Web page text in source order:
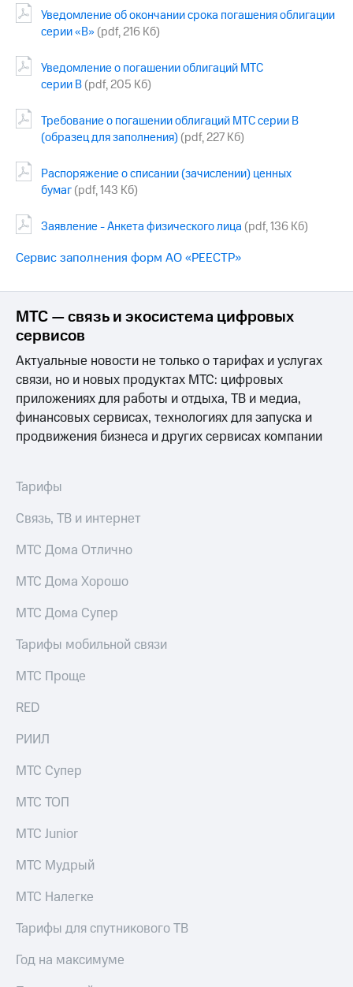
Собрания
акционеров
кабинет
акционера
Акционерный
Контроль
и
Рынок
акций
Программа
Порядок
акций
Рынок
облигаций
Описание
Еврооблигации-2023
Уведомление
погашении
именных
Реквизиты
Контакты
развитие
этика
На главную
Уведомление об окончании срока погашения облигации
серии «В» (pdf, 216 Кб)
Уведомление о погашении облигаций МТС
серии В(pdf, 205 Кб)
Требование о погашении облигаций МТС серии В
(образец для заполнения)(pdf, 227 Кб)
Распоряжение о списании (зачислении) ценных
бумаг(pdf, 143 Кб)
Заявление - Анкета физического лица (pdf, 136 Кб)
Сервис заполнения форм АО «РЕЕСТР»
МТС — связь и экосистема цифровых
сервисов
Актуальные новости не только о тарифах и услугах
связи, но и новых продуктах МТС: цифровых
приложениях для работы и отдыха, ТВ и медиа,
финансовых сервисах, технологиях для запуска и
продвижения бизнеса и других сервисах компании
Тарифы
Связь, ТВ и интернет
МТС Дома Отлично
МТС Дома Хорошо
МТС Дома Супер
Тарифы мобильной связи
МТС Проще
RED
РИИЛ
МТС Супер
МТС ТОП
МТС Junior
МТС Мудрый
МТС Налегке
Тарифы для спутникового ТВ
Год на максимуме